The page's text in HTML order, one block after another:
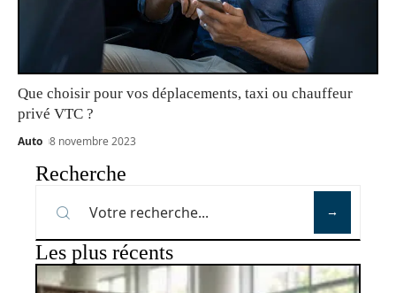
Que choisir pour vos déplacements, taxi ou chauffeur
privé VTC ?
Auto 8 novembre 2023
Recherche
Les plus récents